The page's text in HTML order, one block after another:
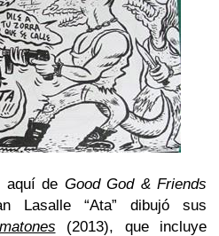
aquí de Good God & Friends
Lasalle “Ata” dibujó sus
(2013), que incluye